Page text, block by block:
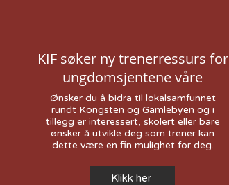
KIF søker ny trenerressurs for
ungdomsjentene våre
Ønsker du å bidra til lokalsamfunnet
rundt Kongsten og Gamlebyen og i
tillegg er interessert, skolert eller bare
ønsker å utvikle deg som trener kan
dette være en fin mulighet for deg.
Klikk her